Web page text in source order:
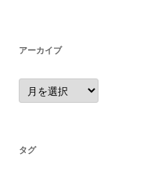
アーカイブ
ア
ー
カ
タグ